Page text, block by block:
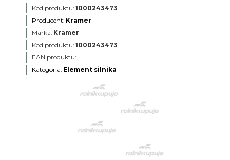
Kod produktu: 1000243473
Producent: Kramer
Marka: Kramer
Kod produktu: 1000243473
EAN produktu:
Kategoria: Element silnika